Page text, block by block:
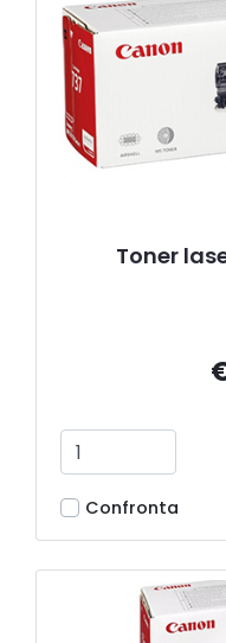
Toner
Confronta